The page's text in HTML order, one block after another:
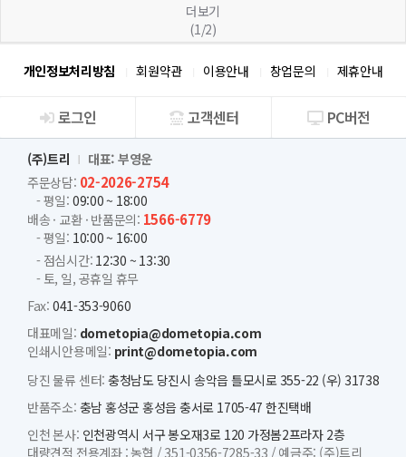
더보기
(1/2)
개인정보처리방침 회원약관 이용안내 창업문의 제휴안내
회사소개
로그인 고객센터 PC버전
(주)트리
대표: 부영운
주문상담: 02-2026-2754
- 평일: 09:00 ~ 18:00
배송 · 교환 · 반품문의: 1566-6779
- 평일: 10:00 ~ 16:00
- 점심시간: 12:30 ~ 13:30
- 토, 일, 공휴일 휴무
Fax: 041-353-9060
대표메일: dometopia@dometopia.com
인쇄시안용메일: print@dometopia.com
당진 물류 센터: 충청남도 당진시 송악읍 틀모시로 355-22 (우) 31738
반품주소: 충남 홍성군 홍성읍 충서로 1705-47 한진택배
인천 본사: 인천광역시 서구 봉오재3로 120 가정봄2프라자 2층
대량견적 전용계좌 :농협 / 351-0356-7285-33 / 예금주: (주)트리